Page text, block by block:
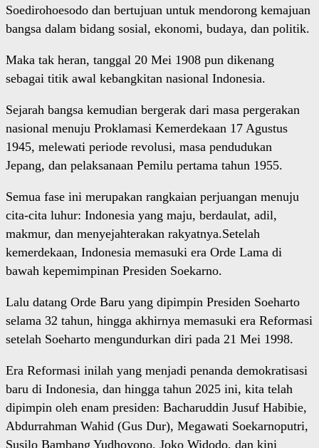
Soedirohoesodo dan bertujuan untuk mendorong kemajuan
bangsa dalam bidang sosial, ekonomi, budaya, dan politik.
Maka tak heran, tanggal 20 Mei 1908 pun dikenang
sebagai titik awal kebangkitan nasional Indonesia.
Sejarah bangsa kemudian bergerak dari masa pergerakan
nasional menuju Proklamasi Kemerdekaan 17 Agustus
1945, melewati periode revolusi, masa pendudukan
Jepang, dan pelaksanaan Pemilu pertama tahun 1955.
Semua fase ini merupakan rangkaian perjuangan menuju
cita-cita luhur: Indonesia yang maju, berdaulat, adil,
makmur, dan menyejahterakan rakyatnya.Setelah
kemerdekaan, Indonesia memasuki era Orde Lama di
bawah kepemimpinan Presiden Soekarno.
Lalu datang Orde Baru yang dipimpin Presiden Soeharto
selama 32 tahun, hingga akhirnya memasuki era Reformasi
setelah Soeharto mengundurkan diri pada 21 Mei 1998.
Era Reformasi inilah yang menjadi penanda demokratisasi
baru di Indonesia, dan hingga tahun 2025 ini, kita telah
dipimpin oleh enam presiden: Bacharuddin Jusuf Habibie,
Abdurrahman Wahid (Gus Dur), Megawati Soekarnoputri,
Susilo Bambang Yudhoyono, Joko Widodo, dan kini